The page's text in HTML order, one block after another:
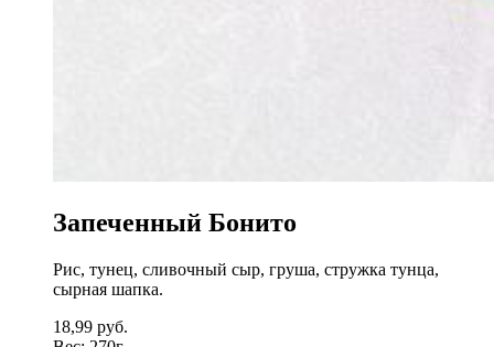
Запеченный Бонито
Рис, тунец, сливочный сыр, груша, стружка тунца,
сырная шапка.
18,99 руб.